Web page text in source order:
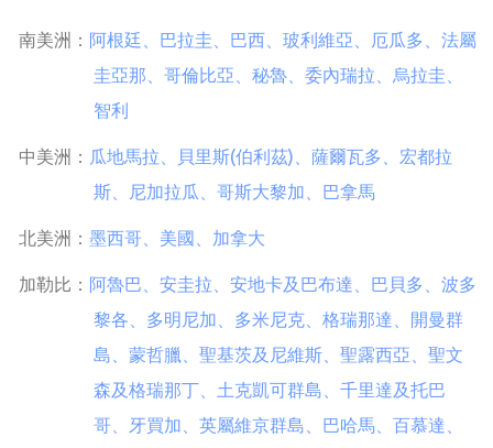
南美洲： 阿根廷 巴拉圭 巴西 玻利維亞 厄瓜多
法屬
圭亞那
哥倫比亞 秘魯 委內瑞拉 烏拉圭
智利
中美洲： 瓜地馬拉 貝里斯(伯利茲) 薩爾瓦多
宏都拉
斯
尼加拉瓜 哥斯大黎加 巴拿馬
北美洲： 墨西哥 美國 加拿大
加勒比： 阿魯巴 安圭拉 安地卡及巴布達 巴貝多
波多
黎各
多明尼加 多米尼克 格瑞那達
開曼群
島
蒙哲臘 聖基茨及尼維斯 聖露西亞
聖文
森及格瑞那丁
土克凱可群島​
千里達及托巴
哥
牙買加 英屬維京群島 巴哈馬 百慕達